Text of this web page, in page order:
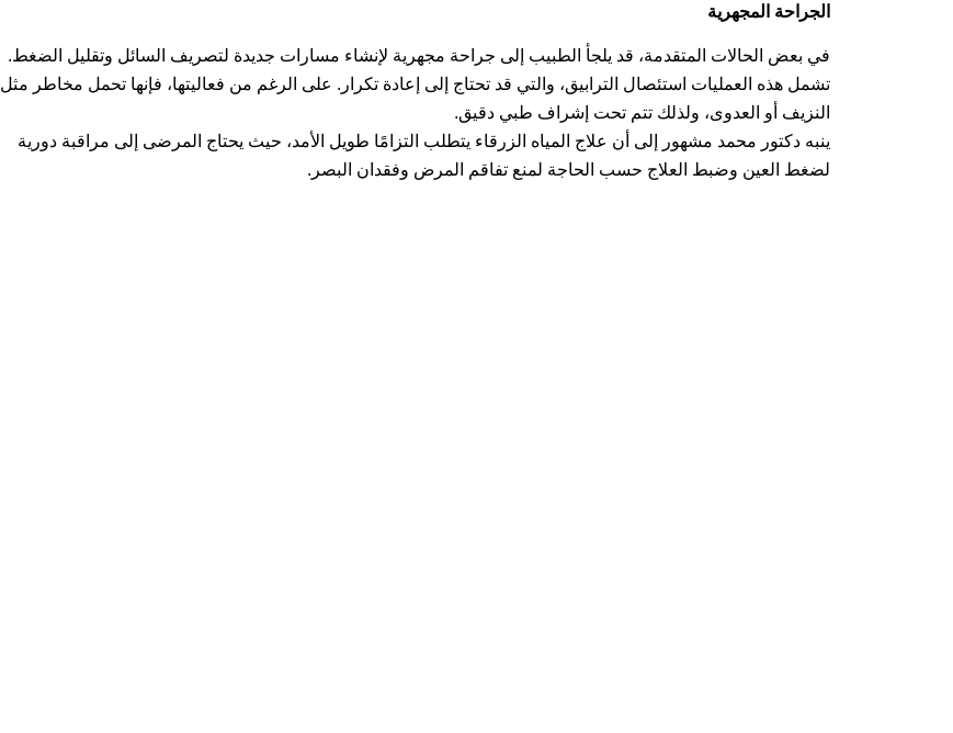
الجراحة المجهرية
في بعض الحالات المتقدمة، قد يلجأ الطبيب إلى جراحة مجهرية لإنشاء مسارات جديدة لتصريف السائل وتقليل الضغط.
تشمل هذه العمليات استئصال الترابيق، والتي قد تحتاج إلى إعادة تكرار. على الرغم من فعاليتها، فإنها تحمل مخاطر مثل
النزيف أو العدوى، ولذلك تتم تحت إشراف طبي دقيق.
ينبه دكتور محمد مشهور إلى أن علاج المياه الزرقاء يتطلب التزامًا طويل الأمد، حيث يحتاج المرضى إلى مراقبة دورية
لضغط العين وضبط العلاج حسب الحاجة لمنع تفاقم المرض وفقدان البصر.